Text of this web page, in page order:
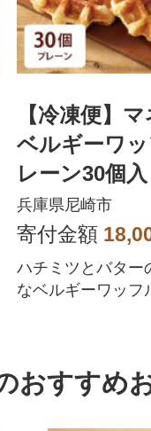
【冷凍便】
ベルギーワ
レーン30個
-P30)
兵庫県尼崎市
寄付金額
ハチミツとバター
なベルギーワッフ
おすすめ